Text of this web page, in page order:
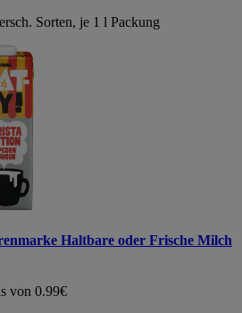
Sorten, je 1 l Packung
Haltbare oder Frische Milch
von 0.99€